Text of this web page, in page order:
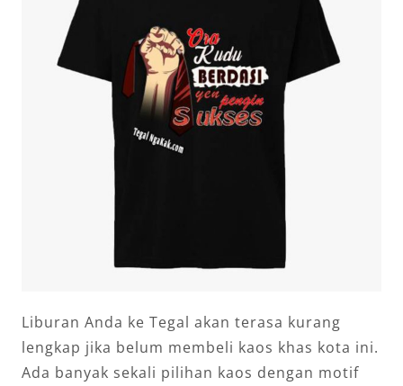
Liburan Anda ke Tegal akan terasa kurang
lengkap jika belum membeli kaos khas kota ini.
Ada banyak sekali pilihan kaos dengan motif